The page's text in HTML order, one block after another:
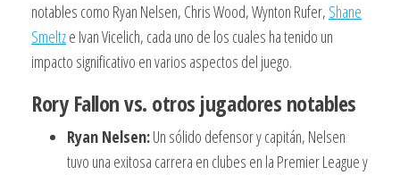
notables como Ryan Nelsen, Chris Wood, Wynton Rufer, Shane
Smeltze Ivan Vicelich, cada uno de los cuales ha tenido un
impacto significativo en varios aspectos del juego.
Rory Fallon vs. otros jugadores notables
Ryan Nelsen:Un sólido defensor y capitán, Nelsen
tuvo una exitosa carrera en clubes en la Premier League y